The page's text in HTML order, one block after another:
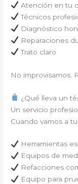
Atención en tu
Técnicos
Diagnóstico
Reparaciones
Trato claro
No improvisamos.
¿Qué lleva un
Un servicio
Cuando vamos a
Herramientas
Equipos de
Refacciones
Equipo para